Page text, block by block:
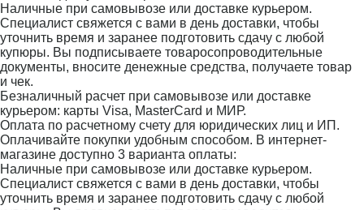
Наличные при самовывозе или доставке курьером.
Специалист свяжется с вами в день доставки, чтобы
уточнить время и заранее подготовить сдачу с любой
купюры. Вы подписываете товаросопроводительные
документы, вносите денежные средства, получаете товар
и чек.
Безналичный расчет при самовывозе или доставке
курьером: карты Visa, MasterCard и МИР.
Оплата по расчетному счету для юридических лиц и ИП.
Оплачивайте покупки удобным способом. В интернет-
магазине доступно 3 варианта оплаты:
Наличные при самовывозе или доставке курьером.
Специалист свяжется с вами в день доставки, чтобы
уточнить время и заранее подготовить сдачу с любой